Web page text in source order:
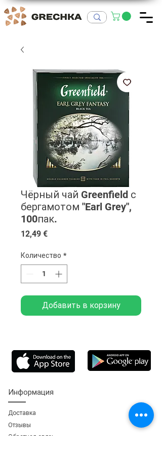
Чёрный чай Greenfield с
бергамотом "Earl Grey",
100пак.
12,49 €Цена
Количество *
Добавить в корзину
Информация
Доставка
Отзывы
Обратная связь